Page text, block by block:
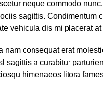
neque commodo
sagittis. Condimentum
vehicula dis mi placerat at
nam consequat erat
sagittis a curabitur
himenaeos litora